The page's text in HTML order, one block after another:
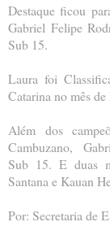
Destaque ficou
Gabriel Felipe
Sub 15.
Laura foi
Catarina no mês
Além dos
Cambuzano,
Sub 15. E duas
Santana e Kauan
Por: Secretaria de